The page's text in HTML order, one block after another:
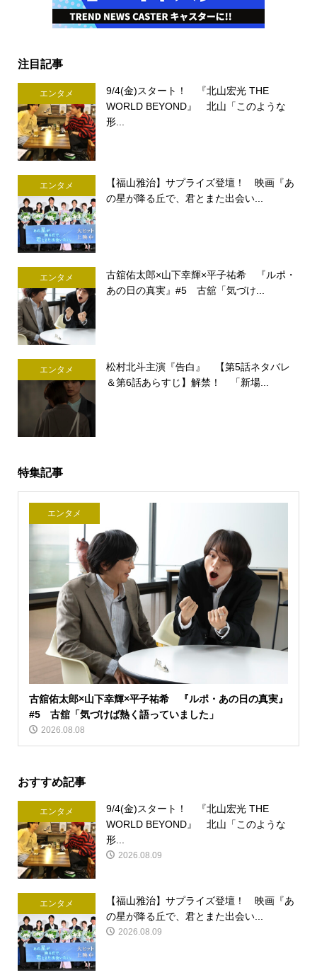
注目記事
エンタメ
9/4(金)スタート！ 『北山宏光 THE
WORLD BEYOND』 北山「このような
形...
エンタメ
【福山雅治】サプライズ登壇！ 映画『あ
の星が降る丘で、君とまた出会い...
エンタメ
古舘佑太郎×山下幸輝×平子祐希 『ルポ・
あの日の真実』#5 古舘「気づけ...
エンタメ
松村北斗主演『告白』 【第5話ネタバレ
＆第6話あらすじ】解禁！ 「新場...
特集記事
エンタメ
古舘佑太郎×山下幸輝×平子祐希 『ルポ・あの日の真実』
#5 古舘「気づけば熱く語っていました」
2026.08.08
おすすめ記事
エンタメ
9/4(金)スタート！ 『北山宏光 THE
WORLD BEYOND』 北山「このような
形...
2026.08.09
エンタメ
【福山雅治】サプライズ登壇！ 映画『あ
の星が降る丘で、君とまた出会い...
2026.08.09